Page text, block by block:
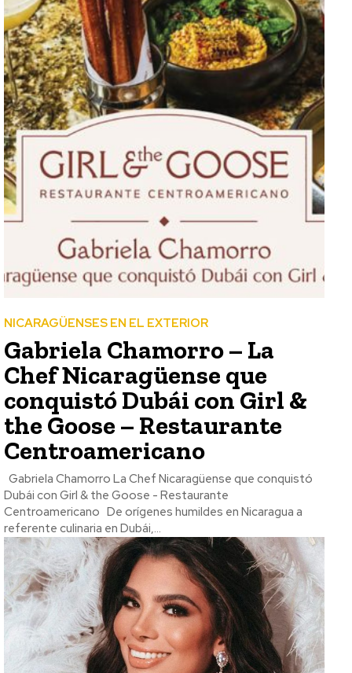
NICARAGÜENSES EN EL EXTERIOR
Gabriela Chamorro – La
Chef Nicaragüense que
conquistó Dubái con Girl &
the Goose – Restaurante
Centroamericano
Gabriela Chamorro La Chef Nicaragüense que conquistó
Dubái con Girl & the Goose - Restaurante
Centroamericano De orígenes humildes en Nicaragua a
referente culinaria en Dubái,...